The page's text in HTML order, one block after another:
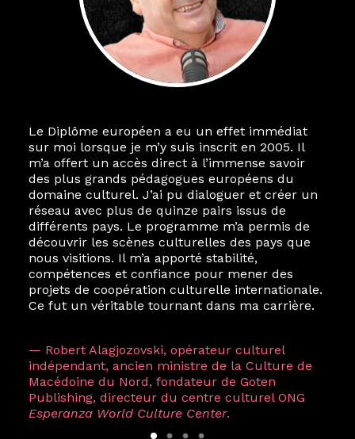
Le Diplôme européen a eu un effet immédiat
sur moi lorsque je m’y suis inscrit en 2005. Il
m’a offert un accès direct à l’immense savoir
des plus grands pédagogues européens du
domaine culturel. J’ai pu dialoguer et créer un
réseau avec plus de quinze pairs issus de
différents pays. Le programme m’a permis de
découvrir les scènes culturelles des pays que
nous visitions. Il m’a apporté stabilité,
compétences et confiance pour mener des
projets de coopération culturelle internationale.
Ce fut un véritable tournant dans ma carrière.
— Robert Alagjozovski, opérateur culturel
indépendant, ancien ministre de la Culture de
Macédoine du Nord, fondateur de Goten
Publishing, directeur du centre culturel ONG
Esperanza World Culture Center.